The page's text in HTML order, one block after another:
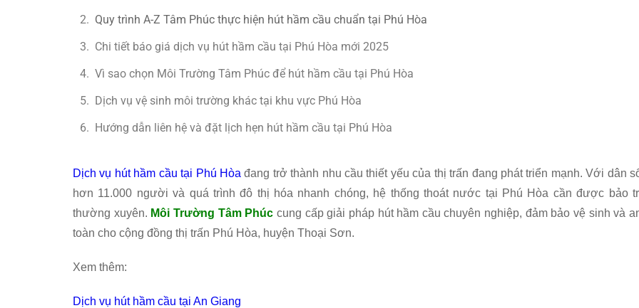
Quy trình A-Z Tâm Phúc thực hiện hút hầm cầu chuẩn tại Phú Hòa
Chi tiết báo giá dịch vụ hút hầm cầu tại Phú Hòa mới 2025
Vì sao chọn Môi Trường Tâm Phúc để hút hầm cầu tại Phú Hòa
Dịch vụ vệ sinh môi trường khác tại khu vực Phú Hòa
Hướng dẫn liên hệ và đặt lịch hẹn hút hầm cầu tại Phú Hòa
Dịch vụ hút hầm cầu tại Phú Hòa đang trở thành nhu cầu thiết yếu của thị trấn đang phát triển mạnh. Với dân
hơn 11.000 người và quá trình đô thị hóa nhanh chóng, hệ thống thoát nước tại Phú Hòa cần được bảo
thường xuyên. Môi Trường Tâm Phúc cung cấp giải pháp hút hầm cầu chuyên nghiệp, đảm bảo vệ sinh và
toàn cho cộng đồng thị trấn Phú Hòa, huyện Thoại Sơn.
Xem thêm:
Dịch vụ hút hầm cầu tại An Giang